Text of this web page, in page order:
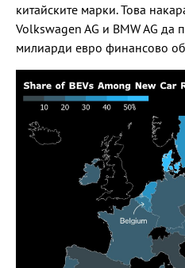
китайските марки. Това
Volkswagen AG и BMW AG да
милиарди евро финансово